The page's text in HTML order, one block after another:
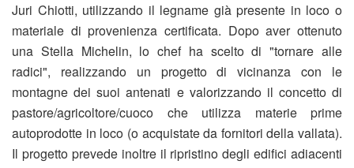
Juri Chiotti, utilizzando il legname già presente in loco o
materiale di provenienza certificata. Dopo aver ottenuto
una Stella Michelin, lo chef ha scelto di "tornare alle
radici", realizzando un progetto di vicinanza con le
montagne dei suoi antenati e valorizzando il concetto di
pastore/agricoltore/cuoco che utilizza materie prime
autoprodotte in loco (o acquistate da fornitori della vallata).
Il progetto prevede inoltre il ripristino degli edifici adiacenti